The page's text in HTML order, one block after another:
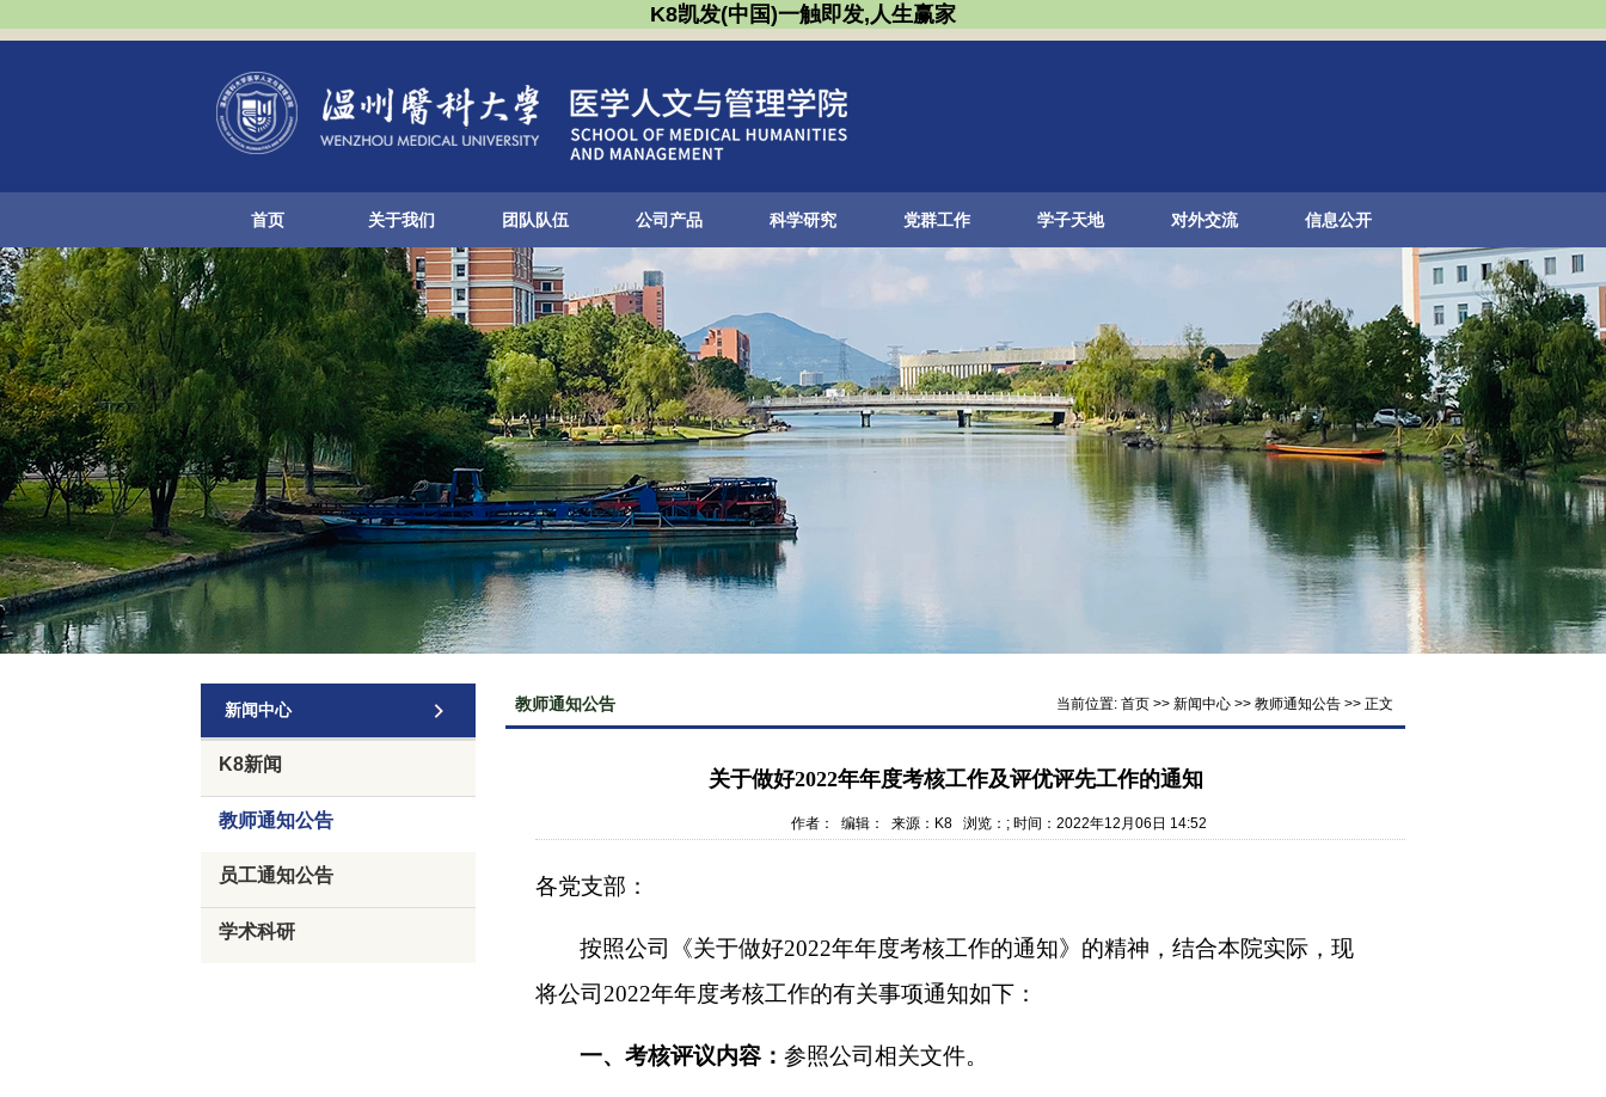
K8凯发(中国)一触即发,人生赢家
首页 关于我们 团队队伍 公司产品 科学研究 党群工作 学子天地 对外交流 信息公开
新闻中心
K8新闻
教师通知公告
员工通知公告
学术科研
教师通知公告 当前位置: 首页 >> 新闻中心 >> 教师通知公告 >> 正文
关于做好2022年年度考核工作及评优评先工作的通知
作者： 编辑： 来源：K8 浏览： ; 时间：2022年12月06日 14:52
各党支部：
按照公司《关于做好2022年年度考核工作的通知》的精神，结合本院实际，现
将公司 2022年年度考核工作的有关事项通知如下：
一、考核评议内容： 参照公司相关文件。